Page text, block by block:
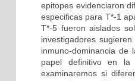
epitopes evidenciaron
especificas para T*-1
T*-5 fueron aislados
investigadores
inmuno-dominancia de
papel definitivo en
examinaremos si